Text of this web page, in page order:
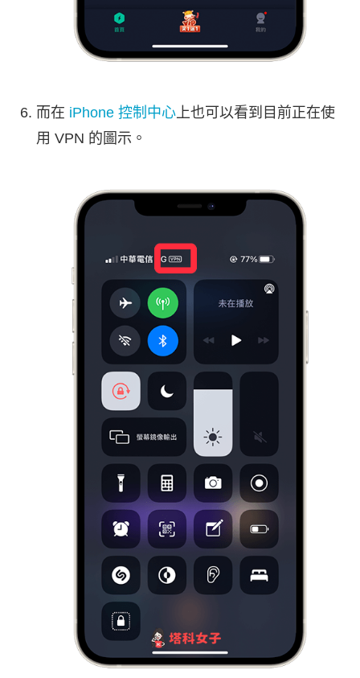
而在 iPhone 控制中心 上也可以看到目前正在使
用 VPN 的圖示。